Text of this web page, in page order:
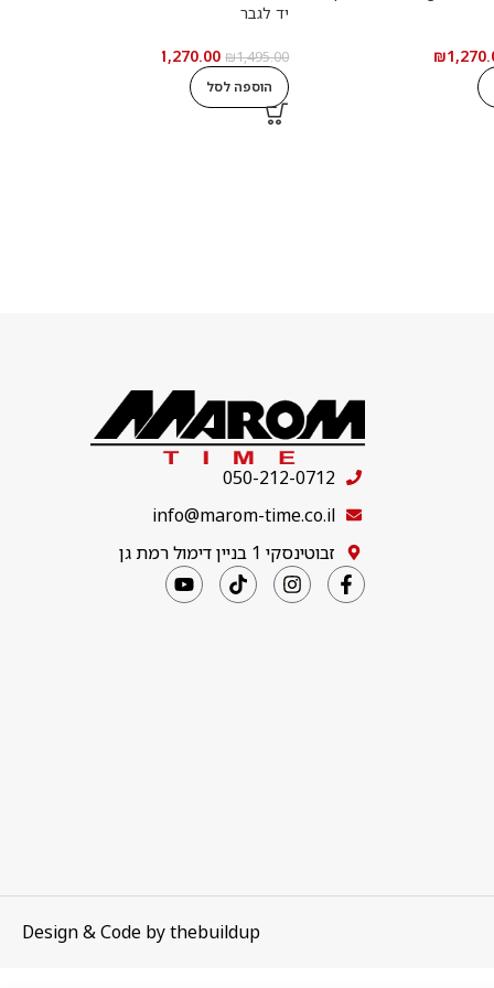
₪
יד לגבר
₪1,495.00
1,270.00
הוספה לסל
050-212-0712
info@marom-time.co.il
זבוטינסקי 1 בניין דימול רמת גן
Design & Code bythebuildup